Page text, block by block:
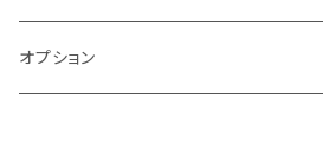
ウイルス対策備品
その他雑貨品
展示会・説明会ノベルティ
クイック印刷対応ボトル
オプション